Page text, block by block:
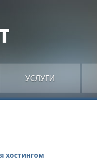
УСЛУГИ
хостингом